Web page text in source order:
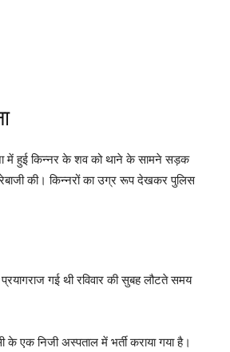
में हुई किन्नर के शव को थाने के सामने सड़क
की। किन्नरों का उग्र रूप देखकर पुलिस
गई थी रविवार की सुबह लौटते समय
एक निजी अस्पताल में भर्ती कराया गया है।